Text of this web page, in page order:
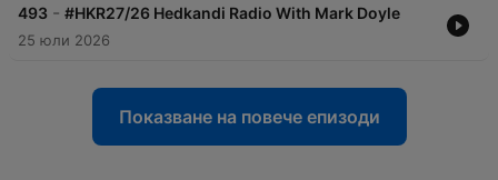
493 - #HKR27/26 Hedkandi Radio With Mark Doyle
25 юли 2026
Показване на повече епизоди